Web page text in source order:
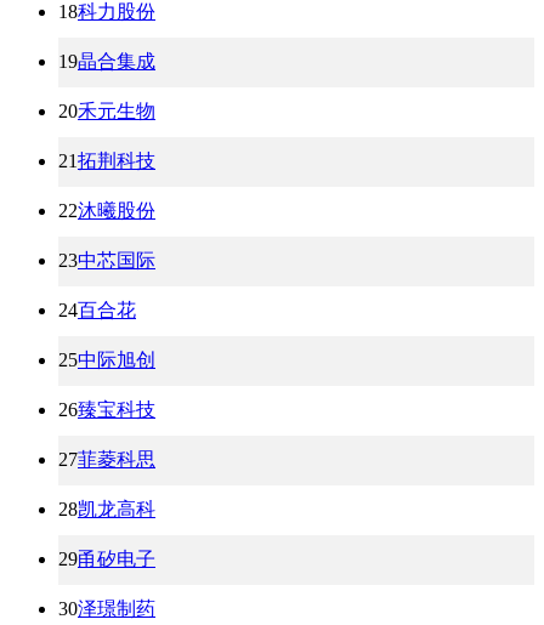
18科力股份
19晶合集成
20禾元生物
21拓荆科技
22沐曦股份
23中芯国际
24百合花
25中际旭创
26臻宝科技
27菲菱科思
28凯龙高科
29甬矽电子
30泽璟制药